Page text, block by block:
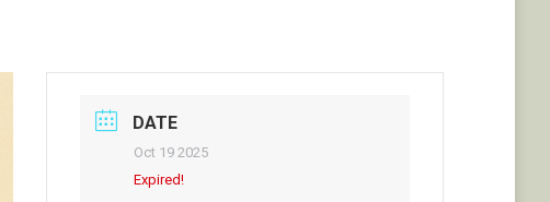
DATE
Oct 19 2025
Expired!